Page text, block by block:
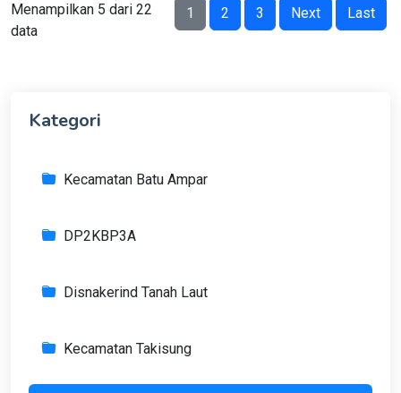
Menampilkan 5 dari 22
data
1 2 3 Next Last
Kategori
Kecamatan Batu Ampar
DP2KBP3A
Disnakerind Tanah Laut
Kecamatan Takisung